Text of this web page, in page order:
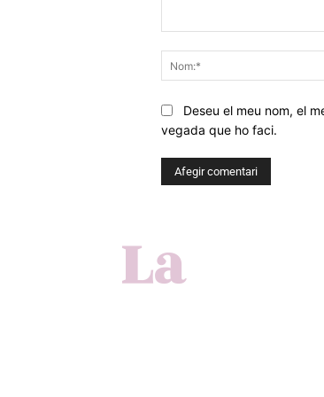
Deseu el meu nom, el
vegada que ho faci.